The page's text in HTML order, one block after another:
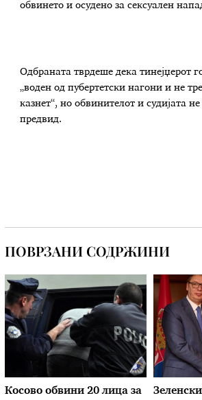
обвинето и осудено за сексуален
Одбраната тврдеше дека тинејџерот
„воден од пубертетски нагони и не
казнет“, но обвинителот и судијата не
предвид.
ПОВРЗАНИ СОДРЖИНИ
Косово обвини 20 лица за